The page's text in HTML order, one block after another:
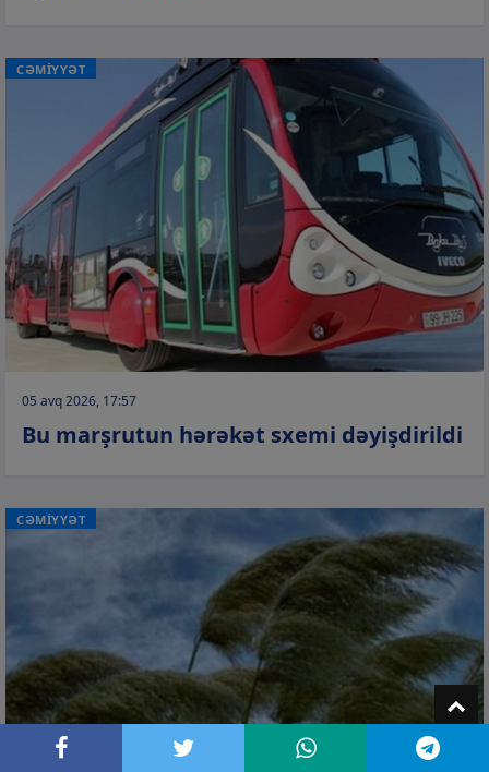
CƏMİYYƏT
05 avq 2026, 17:57
Bu marşrutun hərəkət sxemi dəyişdirildi
CƏMİYYƏT